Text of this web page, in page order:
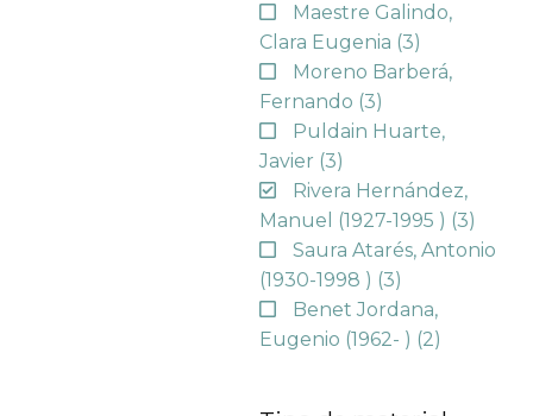
Maestre Galindo,
Clara Eugenia (3)
Moreno Barberá,
Fernando (3)
Puldain Huarte,
Javier (3)
Rivera Hernández,
Manuel (1927-1995 ) (3)
Saura Atarés, Antonio
(1930-1998 ) (3)
Benet Jordana,
Eugenio (1962- ) (2)